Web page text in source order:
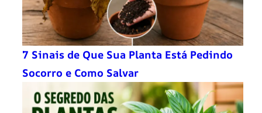
7 Sinais de Que Sua Planta Está Pedindo
Socorro e Como Salvar